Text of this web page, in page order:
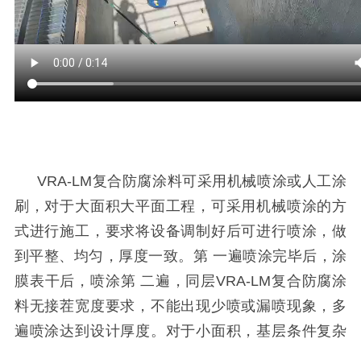
VRA-LM复合防腐涂料可采用机械喷涂或人工涂
刷，对于大面积大平面工程，可采用机械喷涂的方
式进行施工，要求将设备调制好后可进行喷涂，做
到平整、均匀，厚度一致。第 一遍喷涂完毕后，涂
膜表干后，喷涂第 二遍，同层VRA-LM复合防腐涂
料无接茬宽度要求，不能出现少喷或漏喷现象，多
遍喷涂达到设计厚度。对于小面积，基层条件复杂